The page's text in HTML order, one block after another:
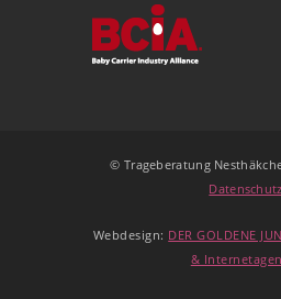
© Trageberatung
Datenschutz
Webdesign: DER GOLDENE
&